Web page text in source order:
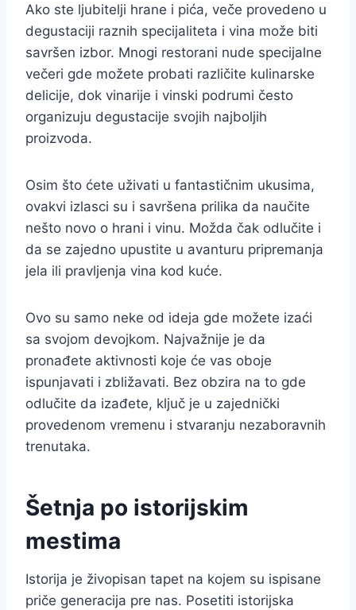
Ako ste ljubitelji hrane i pića, veče provedeno u
degustaciji raznih specijaliteta i vina može biti
savršen izbor. Mnogi restorani nude specijalne
večeri gde možete probati različite kulinarske
delicije, dok vinarije i vinski podrumi često
organizuju degustacije svojih najboljih
proizvoda.
Osim što ćete uživati u fantastičnim ukusima,
ovakvi izlasci su i savršena prilika da naučite
nešto novo o hrani i vinu. Možda čak odlučite i
da se zajedno upustite u avanturu pripremanja
jela ili pravljenja vina kod kuće.
Ovo su samo neke od ideja gde možete izaći
sa svojom devojkom. Najvažnije je da
pronađete aktivnosti koje će vas oboje
ispunjavati i zbližavati. Bez obzira na to gde
odlučite da izađete, ključ je u zajednički
provedenom vremenu i stvaranju nezaboravnih
trenutaka.
Šetnja po istorijskim
mestima
Istorija je živopisan tapet na kojem su ispisane
priče generacija pre nas. Posetiti istorijska